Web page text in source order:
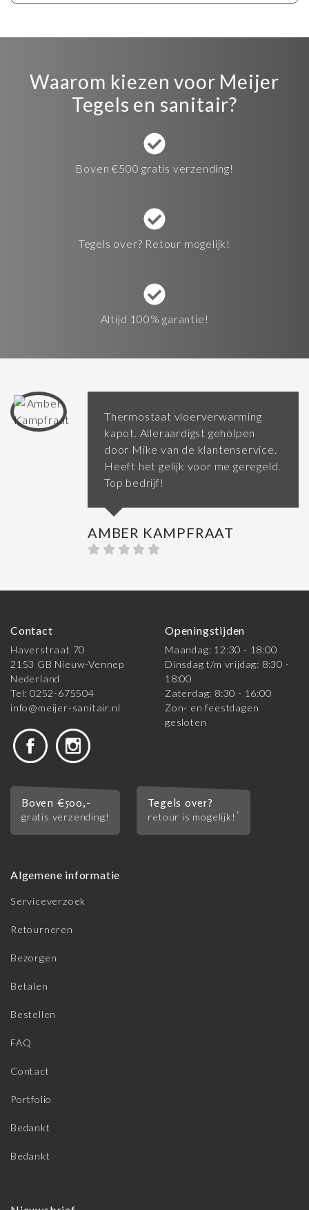
Waarom kiezen voor Meijer
Tegels en sanitair?
Boven €500 gratis verzending!
Tegels over? Retour mogelijk!
Altijd 100% garantie!
Thermostaat vloerverwarming
kapot. Alleraardigst geholpen
door Mike van de klantenservice.
Heeft het gelijk voor me geregeld.
Top bedrijf!
AMBER KAMPFRAAT
Contact
Haverstraat 70
2153 GB Nieuw-Vennep
Nederland
Tel: 0252-675504
info@meijer-sanitair.nl
Openingstijden
Maandag: 12:30 - 18:00
Dinsdag t/m vrijdag: 8:30 -
18:00
Zaterdag: 8:30 - 16:00
Zon- en feestdagen
gesloten
Boven €500,-
gratis verzending!
Tegels over?
retour is mogelijk! *
Algemene informatie
Serviceverzoek
Retourneren
Bezorgen
Betalen
Bestellen
FAQ
Contact
Portfolio
Bedankt
Bedankt